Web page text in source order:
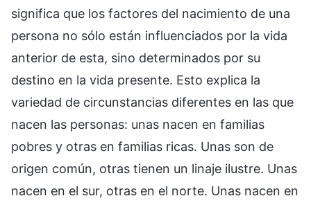
significa que los factores del nacimiento de una
persona no sólo están influenciados por la vida
anterior de esta, sino determinados por su
destino en la vida presente. Esto explica la
variedad de circunstancias diferentes en las que
nacen las personas: unas nacen en familias
pobres y otras en familias ricas. Unas son de
origen común, otras tienen un linaje ilustre. Unas
nacen en el sur, otras en el norte. Unas nacen en